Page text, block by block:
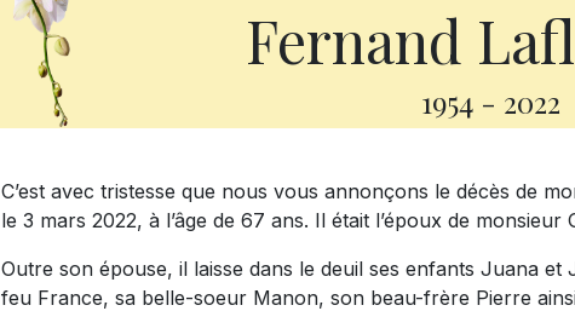
Fernand
1954 - 2022
C’est avec tristesse que nous vous annonçons le décès de
le 3 mars 2022, à l’âge de 67 ans. Il était l’époux de monsieur
Outre son épouse, il laisse dans le deuil ses enfants Juana
feu France, sa belle-soeur Manon, son beau-frère Pierre